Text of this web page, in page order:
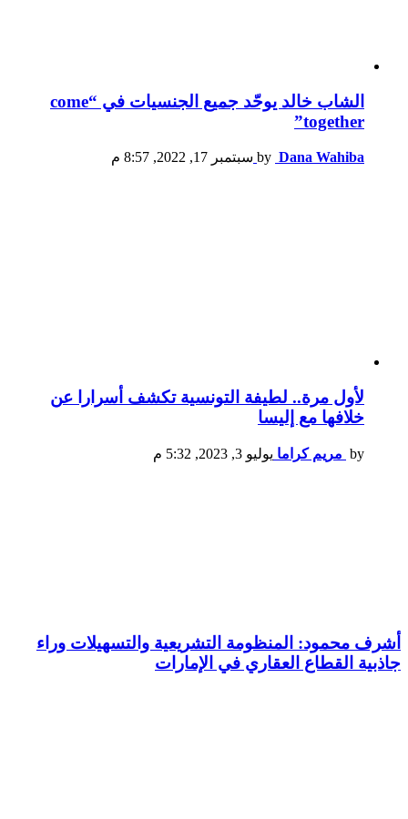
الشاب خالد يوحّد جميع الجنسيات في “come
together”
by Dana Wahiba سبتمبر 17, 2022, 8:57 م
لأول مرة.. لطيفة التونسية تكشف أسرارا عن
خلافها مع إليسا
by مريم كراما يوليو 3, 2023, 5:32 م
أشرف محمود: المنظومة التشريعية والتسهيلات وراء
جاذبية القطاع العقاري في الإمارات